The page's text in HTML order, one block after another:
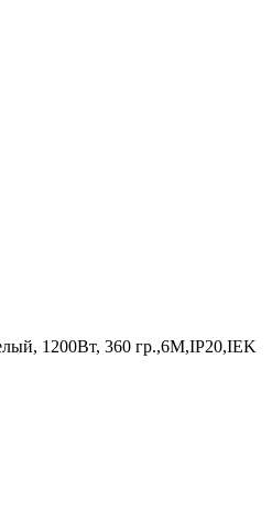
1200Вт, 360 гр.,6М,IP20,IEK